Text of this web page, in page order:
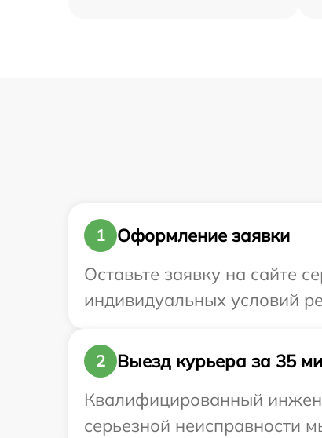
1
Оформление заявки
Оставьте заявку на сайте
индивидуальных условий
2
Выезд курьера за 35
Квалифицированный
серьезной неисправности